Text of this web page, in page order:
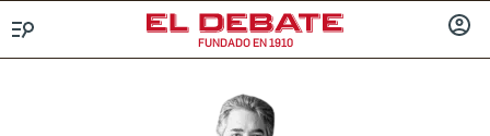
FUNDADO EN 1910